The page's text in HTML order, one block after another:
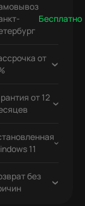
Бесплатно
Бесплатно
Бесплатно
Бесплатно
от
от 12
11
без